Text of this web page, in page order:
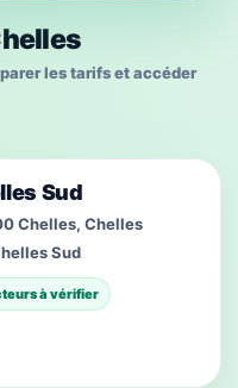
les tarifs et accéder
Sud
Chelles, Chelles
Sud
à vérifier